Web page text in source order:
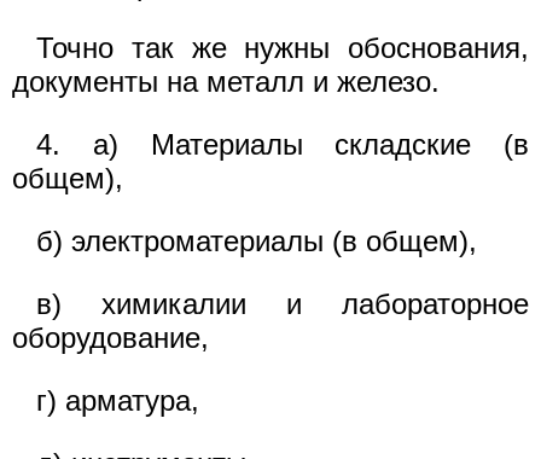
Точно так же нужны обоснования,
документы на металл и железо.
4. а) Материалы складские (в
общем),
б) электроматериалы (в общем),
в) химикалии и лабораторное
оборудование,
г) арматура,